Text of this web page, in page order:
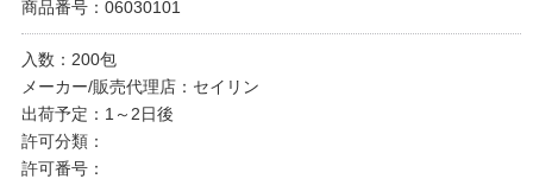
商品番号：06030101
入数：200包
メーカー/販売代理店：セイリン
出荷予定：1～2日後
許可分類：
許可番号：